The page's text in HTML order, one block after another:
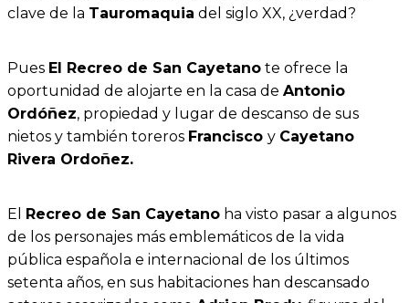
clave de la Tauromaquia del siglo XX, ¿verdad?
Pues El Recreo de San Cayetano te ofrece la
oportunidad de alojarte en la casa de Antonio
Ordóñez, propiedad y lugar de descanso de sus
nietos y también toreros Francisco y Cayetano
Rivera Ordoñez.
El Recreo de San Cayetano ha visto pasar a algunos
de los personajes más emblemáticos de la vida
pública española e internacional de los últimos
setenta años, en sus habitaciones han descansado